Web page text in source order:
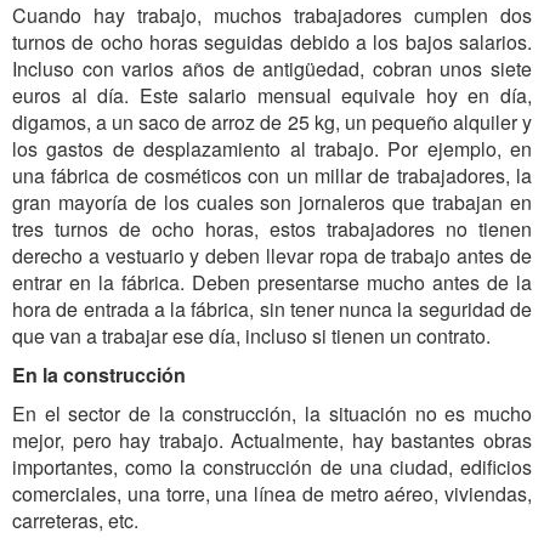
Cuando hay trabajo, muchos trabajadores cumplen dos
turnos de ocho horas seguidas debido a los bajos salarios.
Incluso con varios años de antigüedad, cobran unos siete
euros al día. Este salario mensual equivale hoy en día,
digamos, a un saco de arroz de 25 kg, un pequeño alquiler y
los gastos de desplazamiento al trabajo. Por ejemplo, en
una fábrica de cosméticos con un millar de trabajadores, la
gran mayoría de los cuales son jornaleros que trabajan en
tres turnos de ocho horas, estos trabajadores no tienen
derecho a vestuario y deben llevar ropa de trabajo antes de
entrar en la fábrica. Deben presentarse mucho antes de la
hora de entrada a la fábrica, sin tener nunca la seguridad de
que van a trabajar ese día, incluso si tienen un contrato.
En la construcción
En el sector de la construcción, la situación no es mucho
mejor, pero hay trabajo. Actualmente, hay bastantes obras
importantes, como la construcción de una ciudad, edificios
comerciales, una torre, una línea de metro aéreo, viviendas,
carreteras, etc.